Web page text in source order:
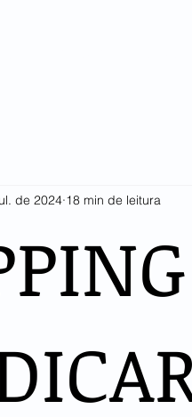
de 2024 18 min de leitura